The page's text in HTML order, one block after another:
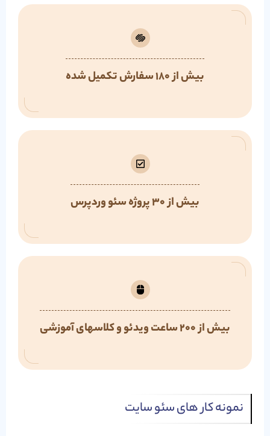
بیش از 180 سفارش تکمیل شده
بیش از 30 پروژه سئو وردپرس
بیش از 200 ساعت ویدئو و کلاسهای آموزشی
نمونه کار های سئو سایت